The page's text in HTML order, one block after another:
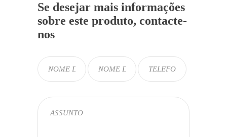
Se desejar mais informações
sobre este produto, contacte-
nos